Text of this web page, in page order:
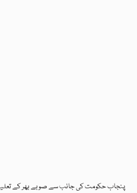
پنجاب حکومت کی جانب سے صوبے بھر کے